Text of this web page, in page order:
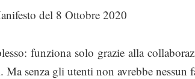
del 8 Ottobre 2020
funziona solo grazie alla
Ma senza gli utenti non avrebbe nessun